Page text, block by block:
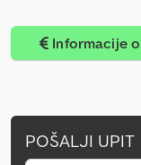
Informacije
POŠALJI UPIT